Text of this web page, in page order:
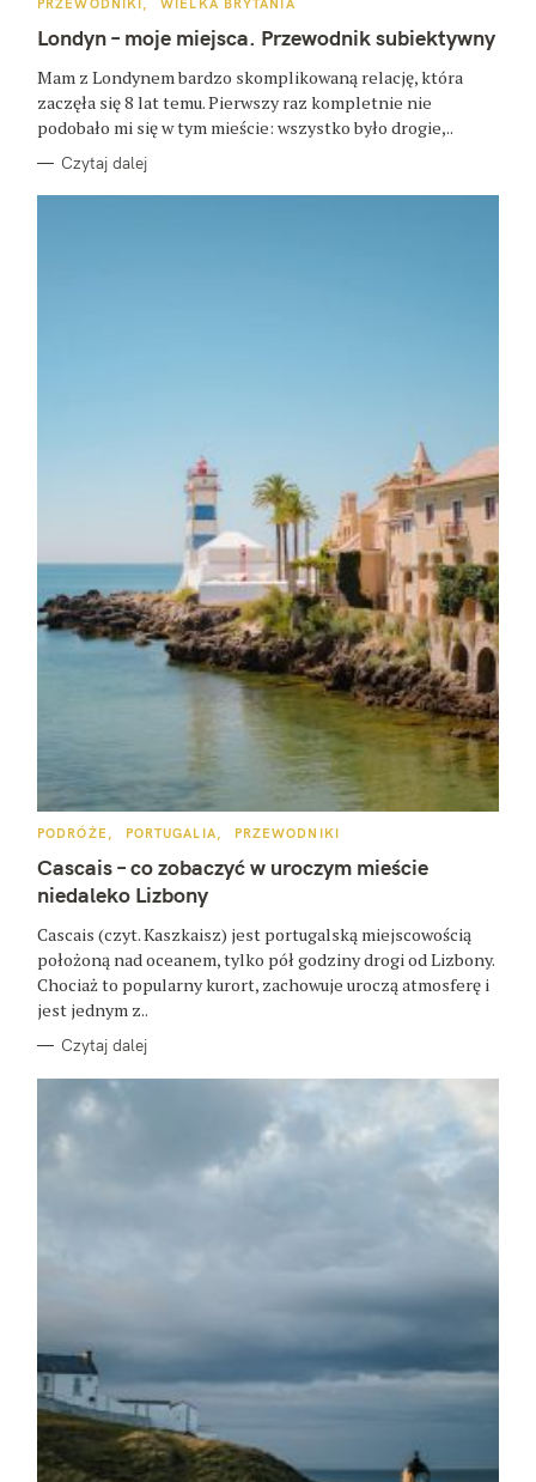
T
E
O
R
I
Londyn – moje miejsca. Przewodnik subiektywny
Mam z Londynem bardzo skomplikowaną relację, która
zaczęła się 8 lat temu. Pierwszy raz kompletnie nie
podobało mi się w tym mieście: wszystko było drogie,..
Czytaj dalej
K
T
E
G
O
I
PODRÓŻE PORTUGALIA PRZEWODNIKI
Cascais – co zobaczyć w uroczym mieście
niedaleko Lizbony
Cascais (czyt. Kaszkaisz) jest portugalską miejscowością
położoną nad oceanem, tylko pół godziny drogi od Lizbony.
Chociaż to popularny kurort, zachowuje uroczą atmosferę i
jest jednym z..
Czytaj dalej